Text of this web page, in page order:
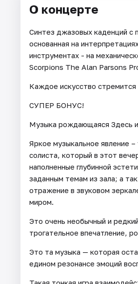
О концерте
Синтез джазовых каденций с
основанная на
инструментах - на
Scorpions The Alan Parsons
Каждое искусство
СУПЕР БОНУС!
Музыка рождающаяся Здесь
Яркое музыкальное явление
солиста, который в этот
наполненные глубинной
заданным темам из зала; а
отражение в звуковом
миром.
Это очень необычный и
трогательное впечатление,
Это та музыка — которая
едином резонансе эмоций